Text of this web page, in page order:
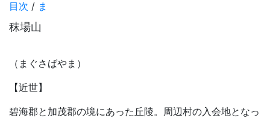
目次 / ま
秣場山
（まぐさばやま）
【近世】
碧海郡と加茂郡の境にあった丘陵。周辺村の入会地となっ